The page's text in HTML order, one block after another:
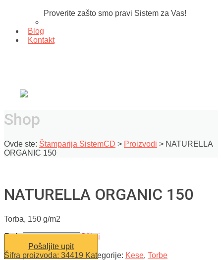
Proverite zašto smo pravi Sistem za Vas!
Blog
Kontakt
Shop
Ovde ste: Štamparija SistemCD > Proizvodi > NATURELLA
ORGANIC 150
NATURELLA ORGANIC 150
Torba, 150 g/m2
Boja
Očisti
Pošaljite upit
Šifra proizvoda: 34419 Kategorije: Kese, Torbe